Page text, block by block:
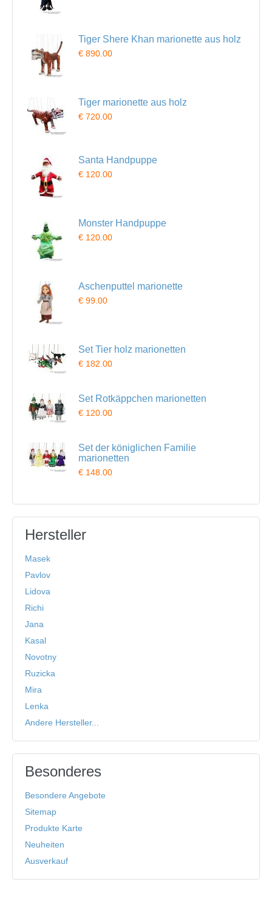
Tiger Shere Khan marionette aus holz
€ 890.00
Tiger marionette aus holz
€ 720.00
Santa Handpuppe
€ 120.00
Monster Handpuppe
€ 120.00
Aschenputtel marionette
€ 99.00
Set Tier holz marionetten
€ 182.00
Set Rotkäppchen marionetten
€ 120.00
Set der königlichen Familie
marionetten
€ 148.00
Hersteller
Masek
Pavlov
Lidova
Richi
Jana
Kasal
Novotny
Ruzicka
Mira
Lenka
Andere Hersteller...
Besonderes
Besondere Angebote
Sitemap
Produkte Karte
Neuheiten
Ausverkauf